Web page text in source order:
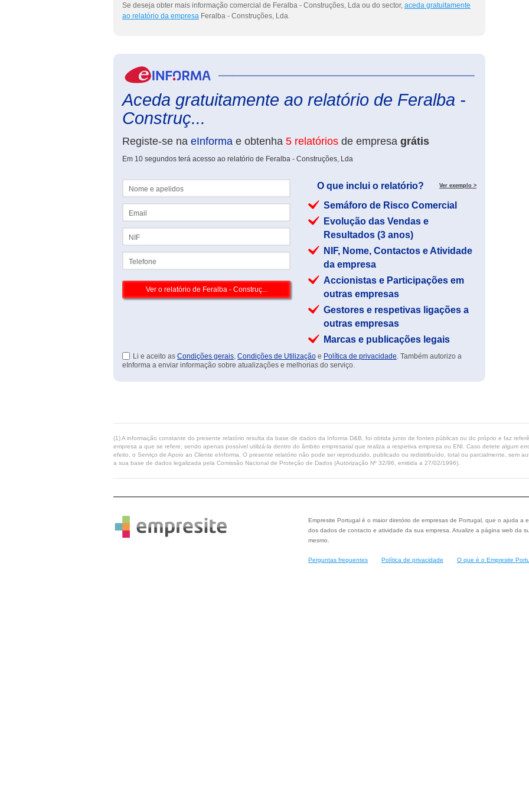
Se deseja obter mais informação comercial de Feralba - Construções, Lda ou do sector, aceda gratuitamente
ao relatório da empresa Feralba - Construções, Lda.
Aceda gratuitamente ao relatório de Feralba -
Construç...
Registe-se na eInforma e obtenha 5 relatórios de empresa grátis
Em 10 segundos terá acesso ao relatório de Feralba - Construções, Lda
O que inclui o relatório? Ver exemplo >
Semáforo de Risco Comercial
Evolução das Vendas e
Resultados (3 anos)
NIF, Nome, Contactos e Atividade
da empresa
Accionistas e Participações em
outras empresas
Gestores e respetivas ligações a
outras empresas
Marcas e publicações legais
Li e aceito as Condições gerais, Condições de Utilização e Política de privacidade. Também autorizo a
eInforma a enviar informação sobre atualizações e melhorias do serviço.
(1) A informação constante do presente relatório resulta da base de dados da Informa D&B, foi obtida junto de fontes públicas ou do próprio e faz
empresa a que se refere, sendo apenas possível utilizá-la dentro do âmbito empresarial que realiza a respetiva empresa ou ENI. Caso detete algum
efeito, o Serviço de Apoio ao Cliente eInforma. O presente relatório não pode ser reproduzido, publicado ou redistribuído, total ou parcialmente, sem
a sua base de dados legalizada pela Comissão Nacional de Proteção de Dados (Autorização Nº 32/96, emitida a 27/02/1996).
Empresite Portugal é o maior diretório de empresas de Portugal, que o ajuda a
dos dados de contacto e atividade da sua empresa. Atualize a página web da
mesmo.
Perguntas frequentes Política de privacidade O que é o Empresite